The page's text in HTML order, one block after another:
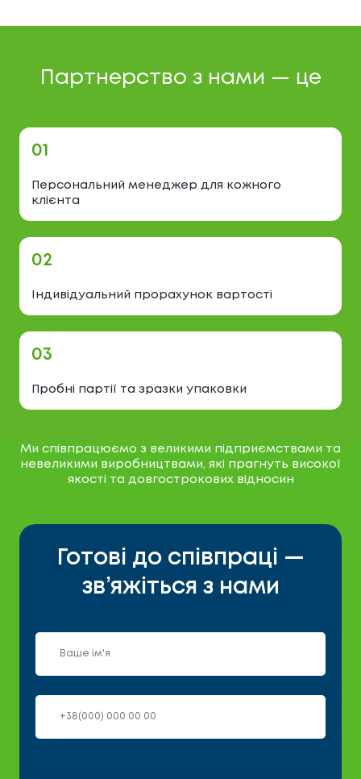
Партнерство з нами — це
01
Персональний менеджер для кожного
клієнта
02
Індивідуальний прорахунок вартості
03
Пробні партії та зразки упаковки
Ми співпрацюємо з великими підприємствами та
невеликими виробництвами, які прагнуть високої
якості та довгострокових відносин
Готові до співпраці —
зв’яжіться з нами